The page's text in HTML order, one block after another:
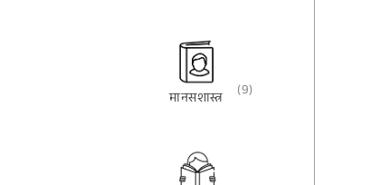
मानसशास्त्र (9)